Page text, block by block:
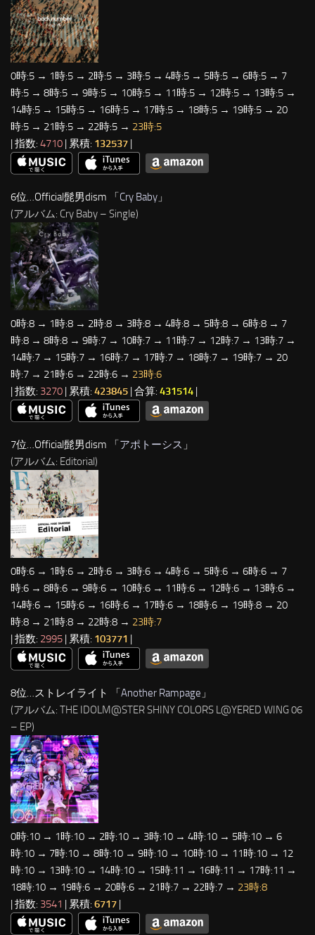
0時:5 → 1時:5 → 2時:5 → 3時:5 → 4時:5 → 5時:5 → 6時:5 → 7
時:5 → 8時:5 → 9時:5 → 10時:5 → 11時:5 → 12時:5 → 13時:5 →
14時:5 → 15時:5 → 16時:5 → 17時:5 → 18時:5 → 19時:5 → 20
時:5 → 21時:5 → 22時:5 → 23時:5
| 指数: 4710 | 累積: 132537 |
6位…Official髭男dism 「Cry Baby 」
(アルバム: Cry Baby – Single)
0時:8 → 1時:8 → 2時:8 → 3時:8 → 4時:8 → 5時:8 → 6時:8 → 7
時:8 → 8時:8 → 9時:7 → 10時:7 → 11時:7 → 12時:7 → 13時:7 →
14時:7 → 15時:7 → 16時:7 → 17時:7 → 18時:7 → 19時:7 → 20
時:7 → 21時:6 → 22時:6 → 23時:6
| 指数: 3270 | 累積: 423845 | 合算: 431514 |
7位…Official髭男dism 「 アポトーシス 」
(アルバム: Editorial)
0時:6 → 1時:6 → 2時:6 → 3時:6 → 4時:6 → 5時:6 → 6時:6 → 7
時:6 → 8時:6 → 9時:6 → 10時:6 → 11時:6 → 12時:6 → 13時:6 →
14時:6 → 15時:6 → 16時:6 → 17時:6 → 18時:6 → 19時:8 → 20
時:8 → 21時:8 → 22時:8 → 23時:7
| 指数: 2995 | 累積: 103771
8位…ストレイライト 「Another Rampage 」
(アルバム: THE IDOLM@STER SHINY COLORS L@YERED WING 06
– EP)
0時:10 → 1時:10 → 2時:10 → 3時:10 → 4時:10 → 5時:10 → 6
時:10 → 7時:10 → 8時:10 → 9時:10 → 10時:10 → 11時:10 → 12
時:10 → 13時:10 → 14時:10 → 15時:11 → 16時:11 → 17時:11 →
18時:10 → 19時:6 → 20時:6 → 21時:7 → 22時:7 → 23時:8
| 指数: 3541 | 累積: 6717 |